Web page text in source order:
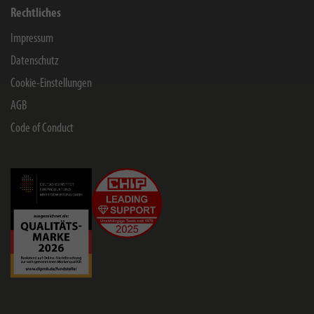
Rechtliches
Impressum
Datenschutz
Cookie-Einstellungen
AGB
Code of Conduct